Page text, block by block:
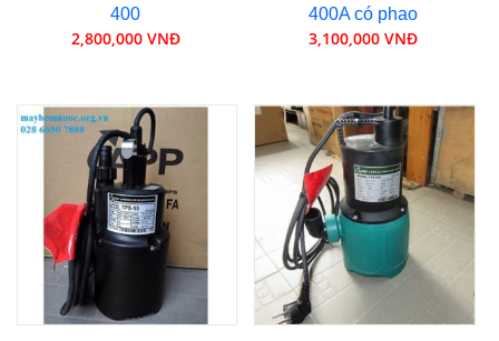
400
2,800,000 VNĐ
400A có phao
3,100,000 VNĐ